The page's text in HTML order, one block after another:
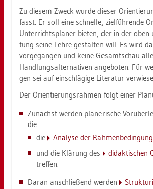
Zu die­sem Zweck wurde die­ser
fasst. Er soll eine schnel­le, ziel­füh­ren­de
Un­ter­richts­pla­ner bie­ten, der in der oben
tung seine Lehre ge­stal­ten will. Es wird
vor­ge­gan­gen und keine Ge­samt­schau
Hand­lungs­al­ter­na­ti­ven an­ge­bo­ten. Für
gen sei auf ein­schlä­gi­ge Li­te­ra­tur
Der Ori­en­tie­rungs­rah­men folgt einer
Zu­nächst wer­den pla­ne­ri­sche
die
die
Ana­ly­se der
und die Klä­rung des
di­dak­ti­schen
tref­fen.
Daran an­schlie­ßend wer­den